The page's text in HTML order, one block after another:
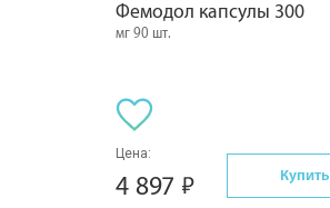
Фемодол капсулы 300
мг 90 шт.
Цена:
4 897 Купить